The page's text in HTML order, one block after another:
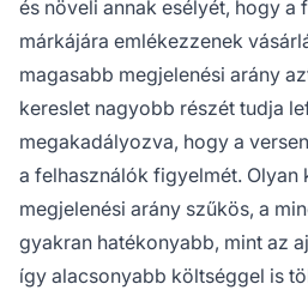
és növeli annak esélyét, hogy a
márkájára emlékezzenek
magasabb megjelenési arány
kereslet nagyobb részét tudja
megakadályozva, hogy a
a felhasználók figyelmét. Olyan
megjelenési arány szűkös, a
gyakran hatékonyabb, mint az
így alacsonyabb költséggel is